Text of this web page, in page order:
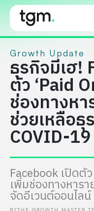
Growth Update
ธุรกิจมีเฮ!
ตัว ‘Paid
ช่องทางหา
ช่วยเหลือธุ
COVID-19
Facebook เปิดตั
เพิ่มช่องทางหาร
จัดอีเวนต์ออนไลน์
BYTHE GROWTH MASTER